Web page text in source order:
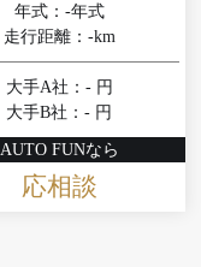
年式：-年式
走行距離：-km
大手A社：- 円
大手B社：- 円
AUTO FUNなら
応相談